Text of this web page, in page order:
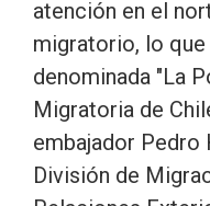
atención en el
migratorio, lo
denominada "La
Migratoria de
embajador Pedro
División de